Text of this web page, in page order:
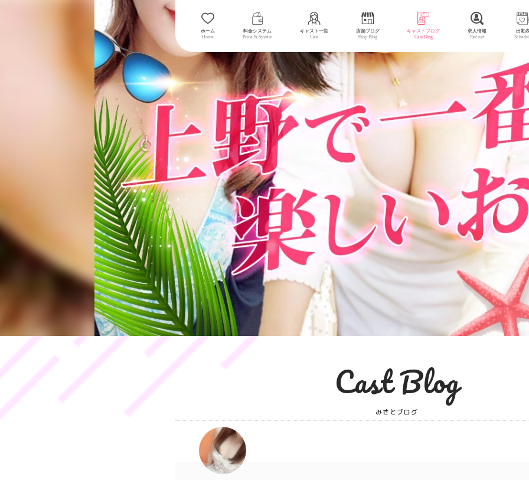
ホーム
Home
料金システム
Price & System
キャスト一覧
Cast
店舗ブログ
Shop Blog
キャストブログ
Cast Blog
求人情報
Recruit
出勤
Cast Blog
みさとブログ